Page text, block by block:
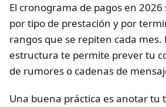
El cronograma de pagos en
por tipo de prestación y por
rangos que se repiten cada mes.
estructura te permite prever tu
de rumores o cadenas de
Una buena práctica es anotar tu